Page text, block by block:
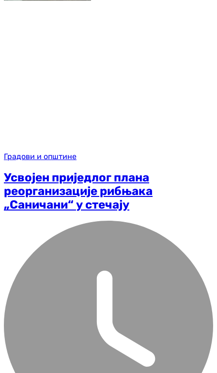
Градови и општине
Усвојен приједлог плана
реорганизације рибњака
„Саничани“ у стечају